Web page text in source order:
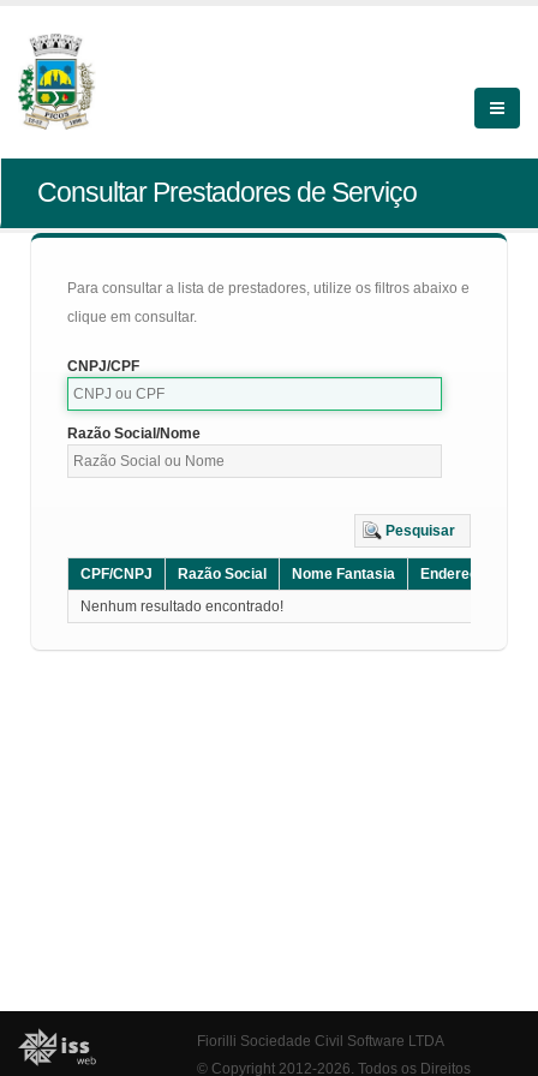
Consultar Prestadores de Serviço
Para consultar a lista de prestadores, utilize os filtros abaixo e
clique em consultar.
CNPJ/CPF
Razão Social/Nome
Pesquisar
CPF/CNPJ Razão Social Nome Fantasia Endereço
Nenhum resultado encontrado!
Fiorilli Sociedade Civil Software LTDA
© Copyright 2012-2026. Todos os Direitos